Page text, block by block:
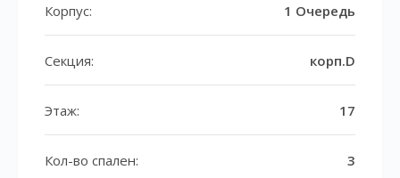
Корпус: 1 Очередь
Секция: корп.D
Этаж: 17
Кол-во спален: 3